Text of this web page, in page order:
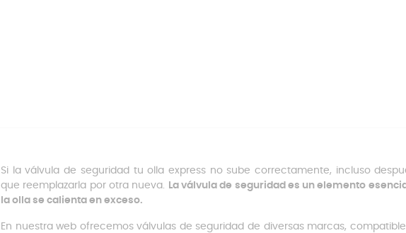
Si la válvula de seguridad tu olla express no sube correctamente, incluso
que reemplazarla por otra nueva.
La válvula de seguridad es un elemento
la olla se calienta en exceso.
En nuestra web ofrecemos válvulas de seguridad de diversas marcas,